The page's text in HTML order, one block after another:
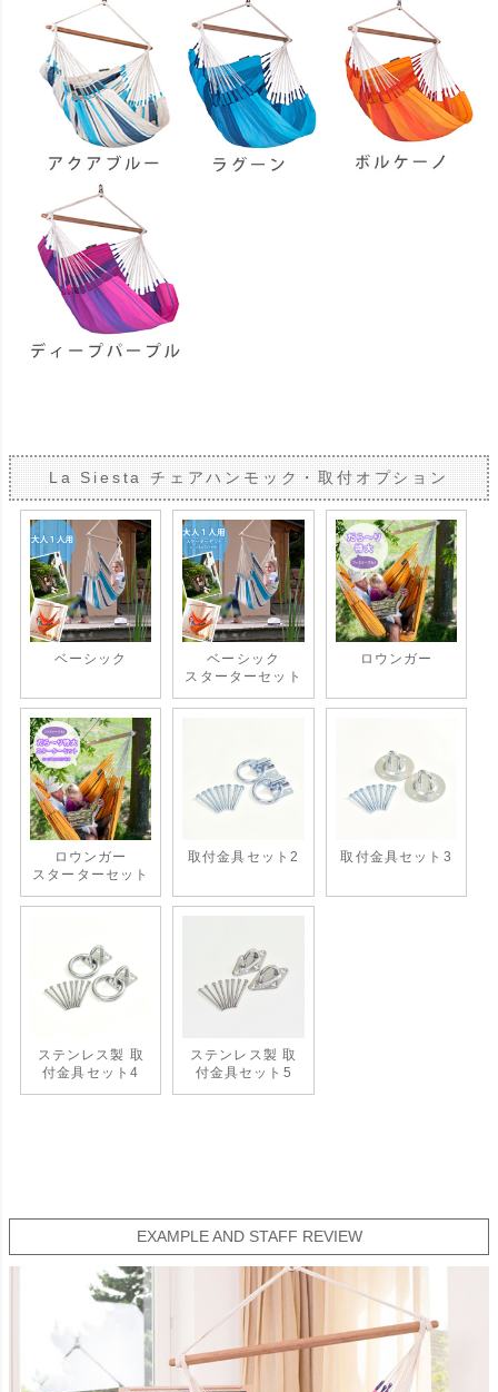
La Siesta チェアハンモック・取付オプション
ベーシック
ベーシック
スターターセット
ロウンガー
ロウンガー
スターターセット
取付金具セット2 取付金具セット3
ステンレス製 取
付金具セット4
ステンレス製 取
付金具セット5
EXAMPLE AND STAFF REVIEW